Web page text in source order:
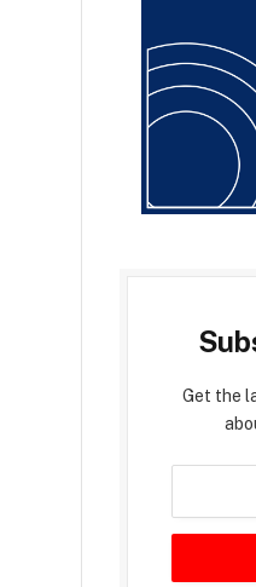
Get the